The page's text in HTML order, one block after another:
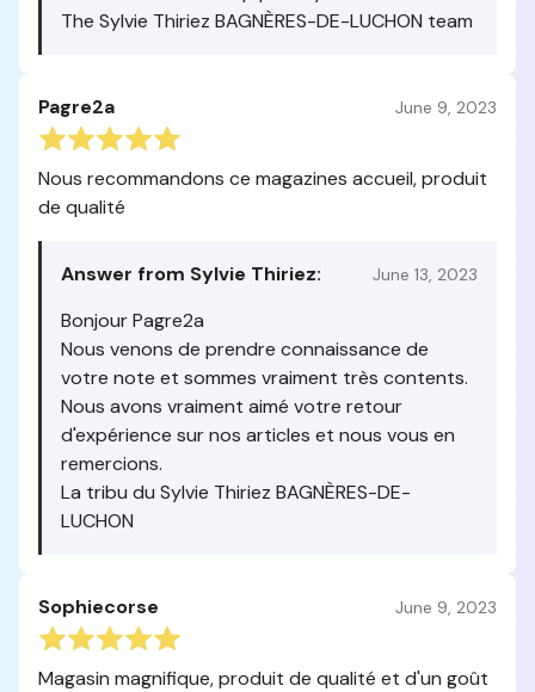
The Sylvie Thiriez BAGNÈRES-DE-LUCHON team
Pagre2a June 9, 2023
Nous recommandons ce magazines accueil, produit
de qualité
Answer from Sylvie Thiriez: June 13, 2023
Bonjour Pagre2a
Nous venons de prendre connaissance de
votre note et sommes vraiment très contents.
Nous avons vraiment aimé votre retour
d'expérience sur nos articles et nous vous en
remercions.
La tribu du Sylvie Thiriez BAGNÈRES-DE-
LUCHON
Sophiecorse June 9, 2023
Magasin magnifique, produit de qualité et d'un goût